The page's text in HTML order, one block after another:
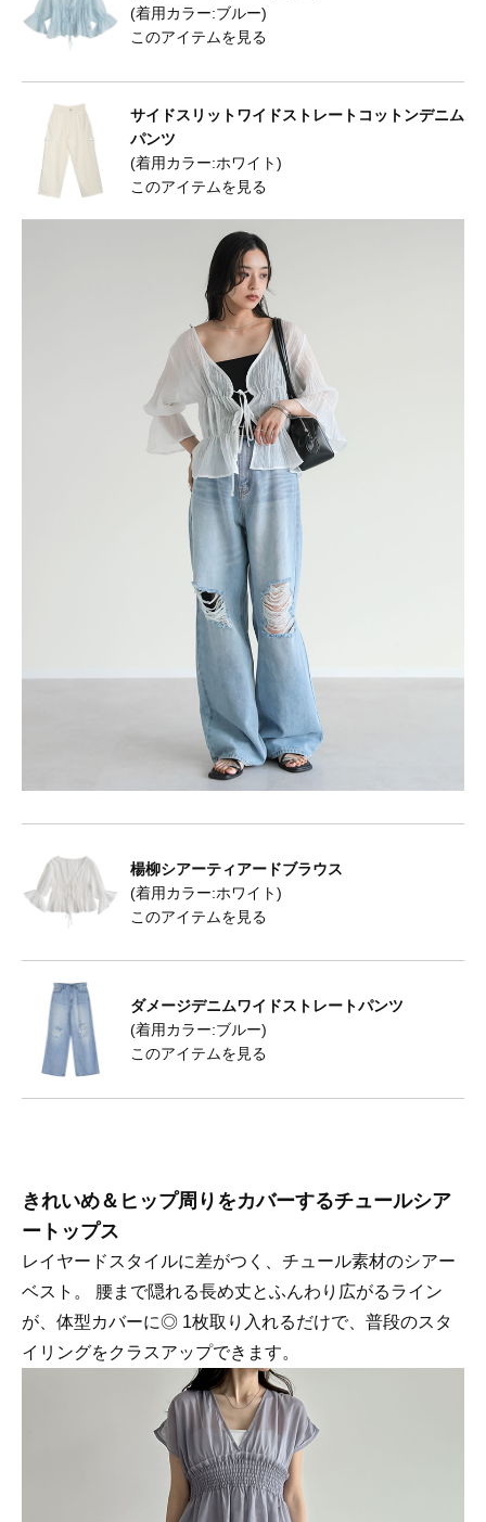
(着用カラー:ブルー)
このアイテムを見る
サイドスリットワイドストレートコットンデニム
パンツ
(着用カラー:ホワイト)
このアイテムを見る
楊柳シアーティアードブラウス
(着用カラー:ホワイト)
このアイテムを見る
ダメージデニムワイドストレートパンツ
(着用カラー:ブルー)
このアイテムを見る
きれいめ＆ヒップ周りをカバーするチュールシア
ートップス
レイヤードスタイルに差がつく、チュール素材のシアー
ベスト。 腰まで隠れる長め丈とふんわり広がるライン
が、体型カバーに◎ 1枚取り入れるだけで、普段のスタ
イリングをクラスアップできます。